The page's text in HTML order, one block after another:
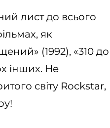
лист до всього
як
(1992), «310 до
інших. Не
світу Rockstar,